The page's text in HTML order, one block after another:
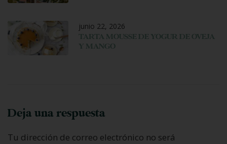
junio 22, 2026
TARTA MOUSSE DE YOGUR DE OVEJA
Y MANGO
Deja una respuesta
Tu dirección de correo electrónico no será